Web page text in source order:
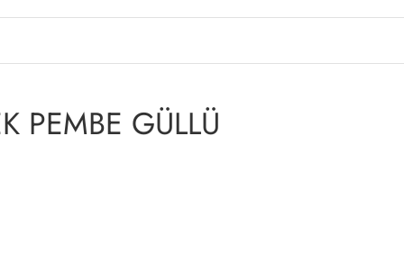
GÜLLÜ KOKU
PEMBE GÜLLÜ